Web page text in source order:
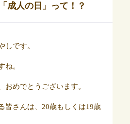
成人の日」って！？
しです。
ね。
おめでとうございます。
皆さんは、20歳もしくは19歳